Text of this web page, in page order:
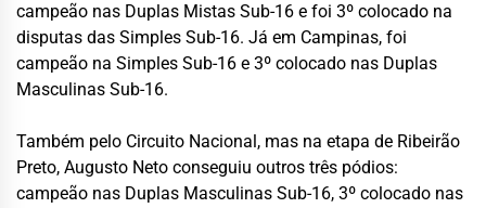
campeão nas Duplas Mistas Sub-16 e foi 3º colocado na
disputas das Simples Sub-16. Já em Campinas, foi
campeão na Simples Sub-16 e 3º colocado nas Duplas
Masculinas Sub-16.
Também pelo Circuito Nacional, mas na etapa de Ribeirão
Preto, Augusto Neto conseguiu outros três pódios:
campeão nas Duplas Masculinas Sub-16, 3º colocado nas